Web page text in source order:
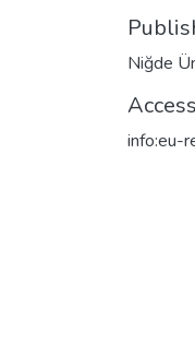
Niğde
info:eu-